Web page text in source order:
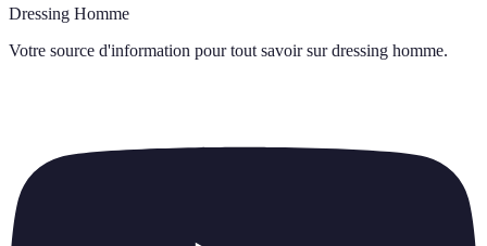
Dressing Homme
Votre source d'information pour tout savoir sur dressing homme.